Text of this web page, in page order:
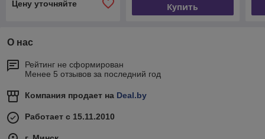
Цену уточняйте Купить
О нас
Рейтинг не сформирован
Менее 5 отзывов за последний год
Компания продает на Deal.by
Работает с 15.11.2010